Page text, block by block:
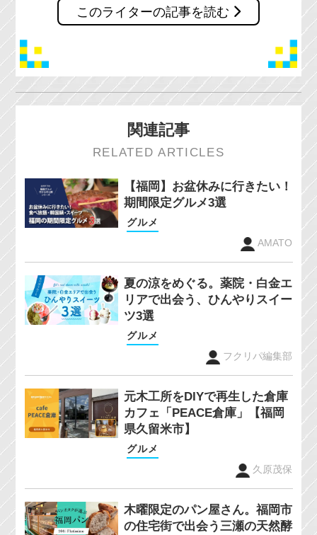
このライターの記事を読む
関連記事
RELATED ARTICLES
【福岡】お盆休みに行きたい！
期間限定グルメ3選
グルメ
AMATO
夏の涼をめぐる。薬院・白金エ
リアで出会う、ひんやりスイー
ツ3選
グルメ
フクリパ編集部
元木工所をDIYで再生した倉庫
カフェ「PEACE倉庫」【福岡
県久留米市】
グルメ
久原茂保
木曜限定のパン屋さん。福岡市
の住宅街で出会う三瀬の天然酵